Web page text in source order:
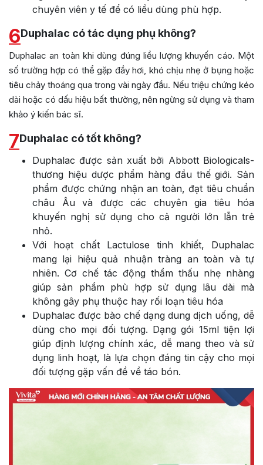
chuyên viên y tế để có liều dùng phù hợp.
6Duphalac có tác dụng phụ không?
Duphalac an toàn khi dùng đúng liều lượng khuyến cáo. Một
số trường hợp có thể gặp đầy hơi, khó chịu nhẹ ở bụng hoặc
tiêu chảy thoáng qua trong vài ngày đầu. Nếu triệu chứng kéo
dài hoặc có dấu hiệu bất thường, nên ngừng sử dụng và tham
khảo ý kiến bác sĩ.
7Duphalac có tốt không?
Duphalac được sản xuất bởi Abbott Biologicals-
thương hiệu dược phẩm hàng đầu thế giới. Sản
phẩm được chứng nhận an toàn, đạt tiêu chuẩn
châu Âu và được các chuyên gia tiêu hóa
khuyến nghị sử dụng cho cả người lớn lẫn trẻ
nhỏ.
Với hoạt chất Lactulose tinh khiết, Duphalac
mang lại hiệu quả nhuận tràng an toàn và tự
nhiên. Cơ chế tác động thẩm thấu nhẹ nhàng
giúp sản phẩm phù hợp sử dụng lâu dài mà
không gây phụ thuộc hay rối loạn tiêu hóa
Duphalac được bào chế dạng dung dịch uống, dễ
dùng cho mọi đối tượng. Dạng gói 15ml tiện lợi
giúp định lượng chính xác, dễ mang theo và sử
dụng linh hoạt, là lựa chọn đáng tin cậy cho mọi
đối tượng gặp vấn đề về táo bón.